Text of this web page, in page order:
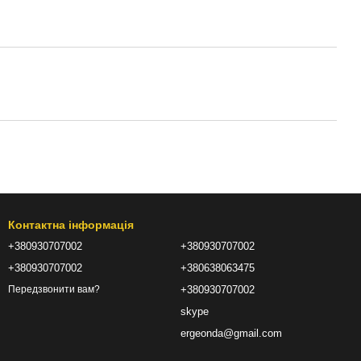
Контактна інформація
+380930707002
+380930707002
Передзвонити вам?
+380930707002
+380638063475
+380930707002
skype
ergeonda@gmail.com